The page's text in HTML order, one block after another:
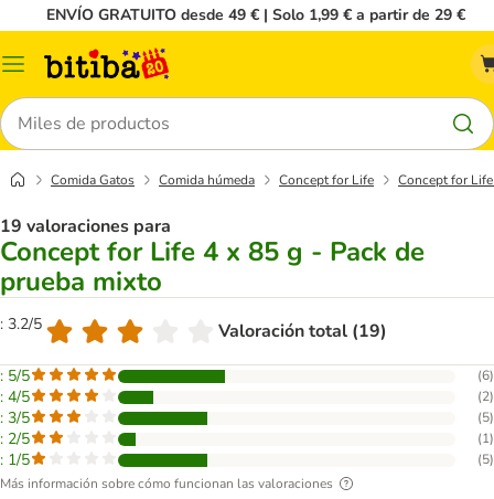
ENVÍO GRATUITO desde 49 € | Solo 1,99 € a partir de 29 €
Menú
Buscar
Comida Gatos Comida húmeda Concept for Life Concept for
19 valoraciones para
Concept for Life 4 x 85 g - Pack de
prueba mixto
: 3.2/5 Valoración total (19)
: 5/5 (6)
: 4/5 (2)
: 3/5 (5)
: 2/5 (1)
: 1/5 (5)
Más información sobre cómo funcionan las valoraciones